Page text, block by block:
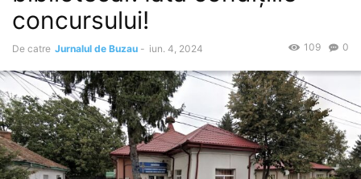
concursului!
De catre Jurnalul de Buzau - iun. 4, 2024 0
109